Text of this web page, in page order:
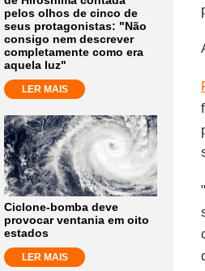
pelos olhos de cinco de
seus protagonistas: "Não
consigo nem descrever
completamente como era
aquela luz"
LER MAIS
Ciclone-bomba deve
provocar ventania em oito
estados
LER MAIS